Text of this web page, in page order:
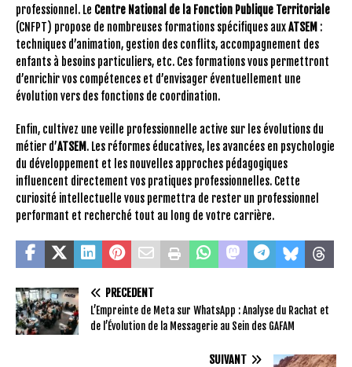
professionnel. Le Centre National de la Fonction Publique Territoriale
(CNFPT) propose de nombreuses formations spécifiques auxATSEM :
techniques d’animation, gestion des conflits, accompagnement des
enfants à besoins particuliers, etc. Ces formations vous permettront
d’enrichir vos compétences et d’envisager éventuellement une
évolution vers des fonctions de coordination.
Enfin, cultivez une veille professionnelle active sur les évolutions du
métier d’ATSEM . Les réformes éducatives, les avancées en psychologie
du développement et les nouvelles approches pédagogiques
influencent directement vos pratiques professionnelles. Cette
curiosité intellectuelle vous permettra de rester un professionnel
performant et recherché tout au long de votre carrière.
PRÉCÉDENT
L’Empreinte de Meta sur WhatsApp : Analyse du Rachat et
de l’Évolution de la Messagerie au Sein des GAFAM
SUIVANT